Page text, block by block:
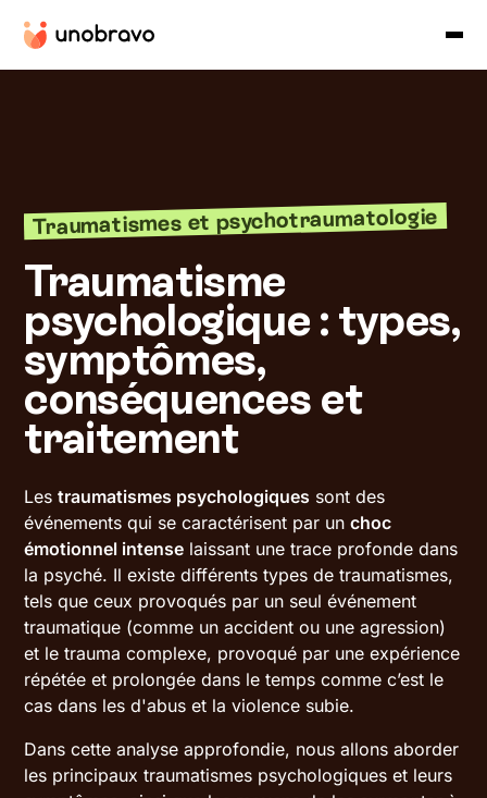
Traumatismes et psychotraumatologie
Traumatisme
psychologique : types,
symptômes,
conséquences et
traitement
Lestraumatismes psychologiques sont des
événements qui se caractérisent par unchoc
émotionnel intense laissant une trace profonde dans
la psyché. Il existe différents types de traumatismes,
tels que ceux provoqués par un seul événement
traumatique (comme un accident ou une agression)
et le trauma complexe, provoqué par une expérience
répétée et prolongée dans le temps comme c’est le
cas dans les d'abus et la violence subie.
Dans cette analyse approfondie, nous allons aborder
les principaux traumatismes psychologiques et leurs